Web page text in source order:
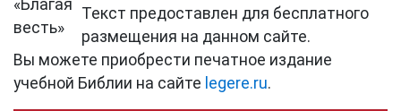
Текст предоставлен для бесплатного
размещения на данном сайте.
Вы можете приобрести печатное издание
учебной Библии на сайте legere.ru.